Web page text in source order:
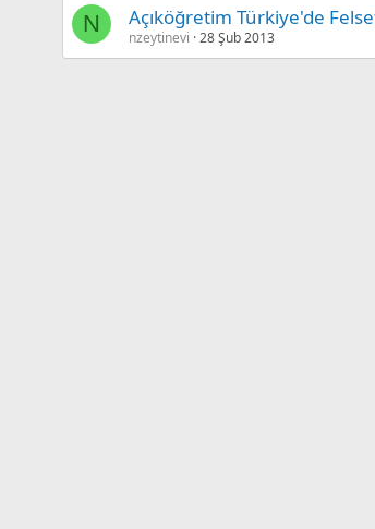
N Açıköğretim Türkiye'de
nzeytinevi 28 Şub 2013